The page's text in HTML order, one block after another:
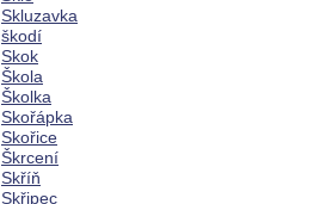
Skluzavka
škodí
Skok
Škola
Školka
Skořápka
Skořice
Škrcení
Skříň
Skřipec